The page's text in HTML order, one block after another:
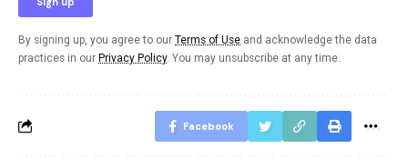
By signing up, you agree to our Terms of Use and acknowledge the data
practices in our Privacy Policy. You may unsubscribe at any time.
Facebook